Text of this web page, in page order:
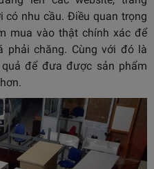
có nhu cầu. Điều quan trọng
mua vào thật chính xác để
phải chăng. Cùng với đó là
để đưa được sản phẩm